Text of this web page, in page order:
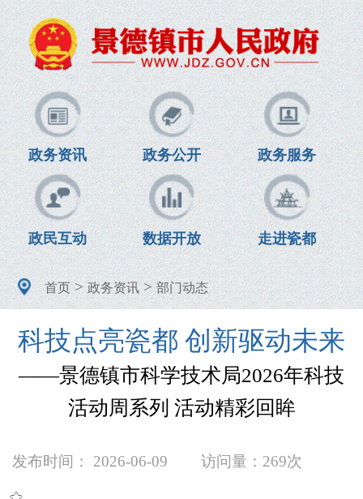
政务资讯 政务公开 政务服务
政民互动 数据开放 走进瓷都
首页>政务资讯>部门动态
科技点亮瓷都 创新驱动未来
——景德镇市科学技术局2026年科技
活动周系列 活动精彩回眸
发布时间： 2026-06-09 访问量： 269次